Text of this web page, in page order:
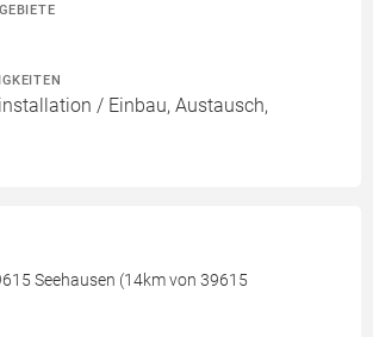
/ Einbau, Austausch,
Seehausen (14km von 39615